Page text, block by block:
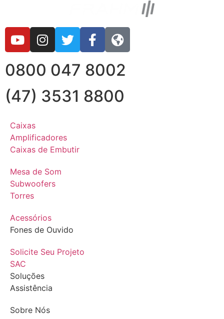
0800 047 8002
(47) 3531 8800
Caixas
Amplificadores
Caixas de Embutir
Mesa de Som
Subwoofers
Torres
Acessórios
Fones de Ouvido
Solicite Seu Projeto
SAC
Soluções
Assistência
Sobre Nós